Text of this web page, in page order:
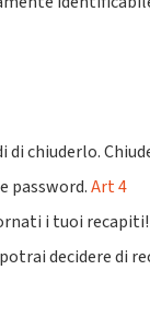
chiuderlo.
password.Art 4
i tuoi recapiti!
decidere di